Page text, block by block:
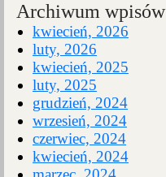
Archiwum wpisów
kwiecień, 2026
luty, 2026
kwiecień, 2025
luty, 2025
grudzień, 2024
wrzesień, 2024
czerwiec, 2024
kwiecień, 2024